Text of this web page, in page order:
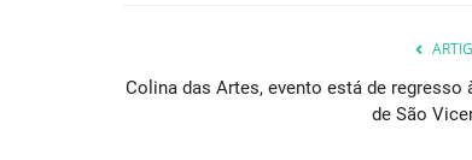
Colina das Artes, evento está de regresso
de São